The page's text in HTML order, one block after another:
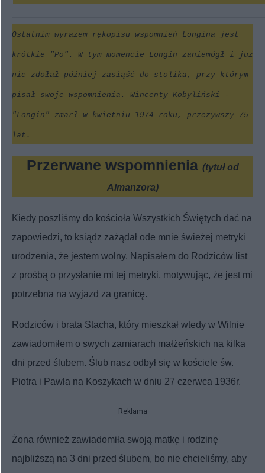
Ostatnim wyrazem rękopisu wspomnień Longina jest
krótkie "Po". W tym momencie Longin zaniemógł i już
nie zdołał później zasiąść do stolika, przy którym
pisał swoje wspomnienia. Wincenty Kobyliński -
"Longin" zmarł w kwietniu 1974 roku, przeżywszy 75
lat.
Przerwane wspomnienia (tytuł od
Almanzora)
Kiedy poszliśmy do kościoła Wszystkich Świętych dać na
zapowiedzi, to ksiądz zażądał ode mnie świeżej metryki
urodzenia, że jestem wolny. Napisałem do Rodziców list
z prośbą o przysłanie mi tej metryki, motywując, że jest mi
potrzebna na wyjazd za granicę.
Rodziców i brata Stacha, który mieszkał wtedy w Wilnie
zawiadomiłem o swych zamiarach małżeńskich na kilka
dni przed ślubem. Ślub nasz odbył się w kościele św.
Piotra i Pawła na Koszykach w dniu 27 czerwca 1936r.
Reklama
Żona również zawiadomiła swoją matkę i rodzinę
najbliższą na 3 dni przed ślubem, bo nie chcieliśmy, aby